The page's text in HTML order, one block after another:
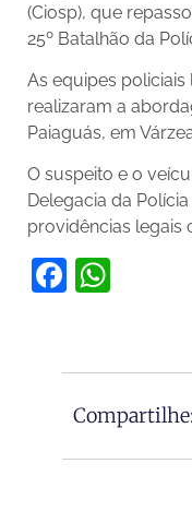
(Ciosp), que
25º Batalhão da
As equipes
realizaram a
Paiaguás, em
O suspeito e o
Delegacia da
providências legais